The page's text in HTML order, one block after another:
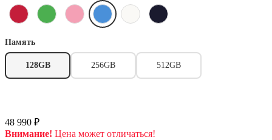
Память
128GB 256GB 512GB
48 990 ₽
Внимание! Цена может отличаться!